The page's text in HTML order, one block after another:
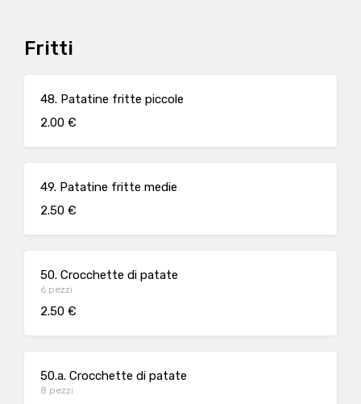
Fritti
48. Patatine fritte piccole
2.00 €
49. Patatine fritte medie
2.50 €
50. Crocchette di patate
6 pezzi
2.50 €
50.a. Crocchette di patate
8 pezzi